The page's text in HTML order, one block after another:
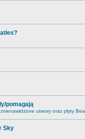
pomagają
utwory oraz płyty
Sky